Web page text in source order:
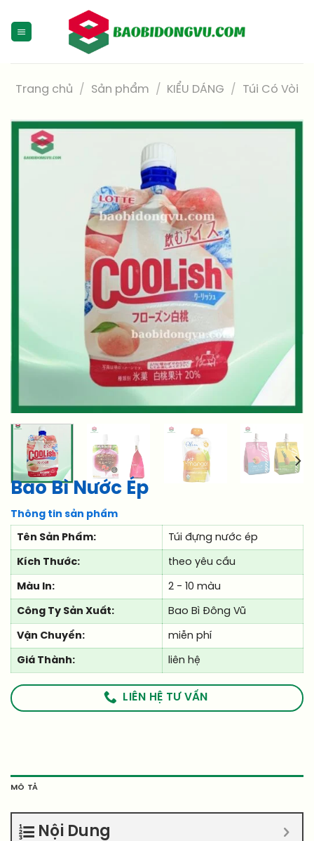
to
content
Trang chủ / Sản phẩm / KIỂU DÁNG / Túi Có Vòi
Bao Bì Nước Ép
Thông tin sản phẩm
Tên Sản Phẩm: Túi đựng nước ép
Kích Thước: theo yêu cầu
Màu In: 2 - 10 màu
Công Ty Sản Xuất: Bao Bì Đông Vũ
Vận Chuyển: miễn phí
Giá Thành: liên hệ
LIÊN HỆ TƯ VẤN
MÔ TẢ
Nội Dung